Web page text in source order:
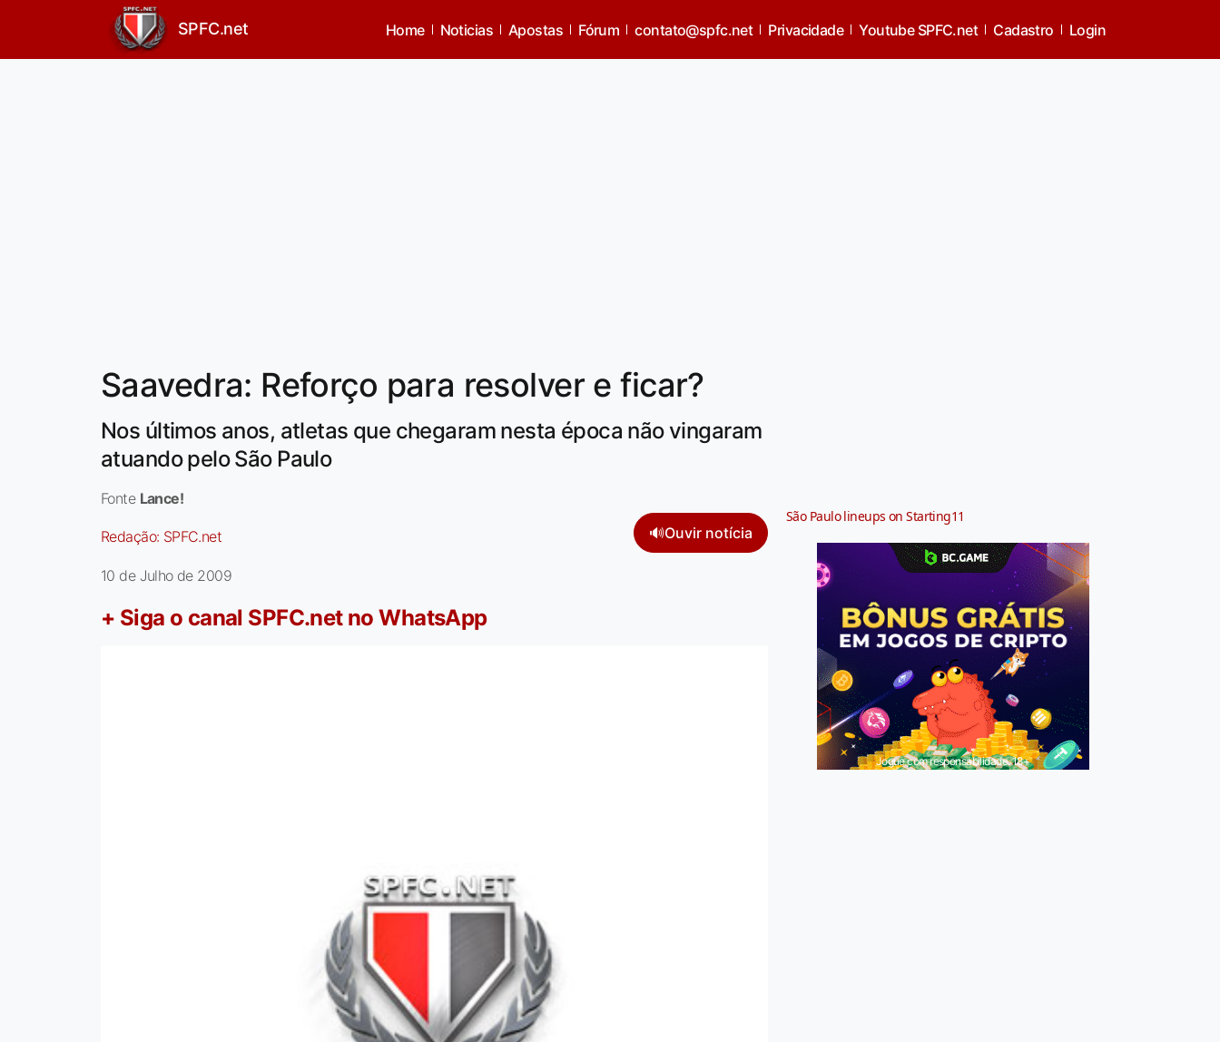
SPFC.net Home Noticias Apostas Fórum contato@spfc.net Privacidade Youtube SPFC.net Cadastro Login
Saavedra: Reforço para resolver e ficar?
Nos últimos anos, atletas que chegaram nesta época não vingaram
atuando pelo São Paulo
Fonte Lance!
Redação: SPFC.net 🔊Ouvir notícia
10 de Julho de 2009
+ Siga o canal SPFC.net no WhatsApp
São Paulo lineups on Starting11
Jogue com responsabilidade. 18+